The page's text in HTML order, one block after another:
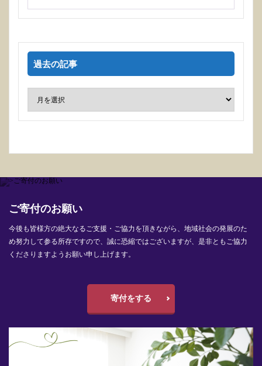
過去の記事
ご寄付のお願い
今後も皆様方の絶大なるご支援・ご協力を頂きながら、地域社会の発展のた
め努力して参る所存ですので、誠に恐縮ではございますが、是非ともご協力
くださりますようお願い申し上げます。
寄付をする